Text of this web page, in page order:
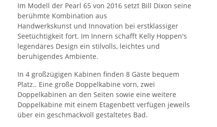
Im Modell der Pearl 65 von 2016 setzt Bill Dixon seine
berühmte Kombination aus
Handwerkskunst und Innovation bei erstklassiger
Seetüchtigkeit fort. Im Innern schafft Kelly Hoppen's
legendäres Design ein stilvolls, leichtes und
beruhigendes Ambiente.
In 4 großzügigen Kabinen finden 8 Gäste bequem
Platz.. Eine große Doppelkabine vorn, zwei
Doppelkabinen an den Seiten sowie eine weitere
Doppelkabine mit einem Etagenbett verfügen jeweils
über ein geschmackvoll gestaltetes Bad.